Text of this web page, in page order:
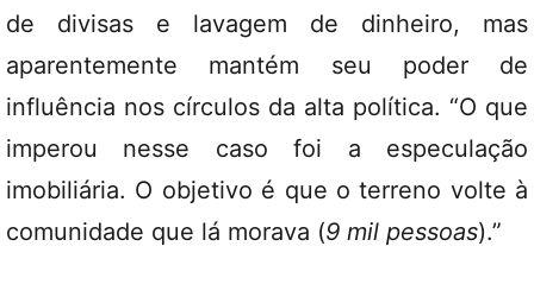
de divisas e lavagem de dinheiro, mas
aparentemente mantém seu poder de
influência nos círculos da alta política. “O que
imperou nesse caso foi a especulação
imobiliária. O objetivo é que o terreno volte à
comunidade que lá morava (9 mil pessoas).”